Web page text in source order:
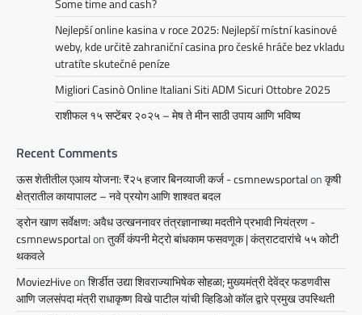
Some time and cash?
Nejlepší online kasina v roce 2025: Nejlepší místní kasinové
weby, kde určitě zahraniční casina pro české hráče bez vkladu
utratíte skutečné peníze
Migliori Casinò Online Italiani Siti ADM Sicuri Ottobre 2025
राशीफल १५ सप्टेंबर २०२५ – मेष ते मीन साठी उपाय आणि भविष्य
Recent Comments
ऊस शेतीतील एआय योजना: ₹२५ हजार बिनव्याजी कर्ज - csmnewsportalonकृषी
क्षेत्रातील कायापालट – नवे प्रयोग आणि शाश्वत बदल
ड्रोन खाण सर्वेक्षण: अवैध उत्खननावर तंत्रज्ञानाच्या मदतीने प्रभावी नियंत्रण -
csmnewsportalonतुर्की कंपनी मेट्रो बांधकाम फसवणूक | कंत्राटदारांचे ५५ कोटी
थकवले
MoviezHiveonशिर्डीत उद्या शिवराज्याभिषेक सोहळा; मुख्यमंत्री देवेंद्र फडणवीस
आणि जलसंपदा मंत्री राधाकृष्ण विखे पाटील यांची व्हिडिओ कॉल द्वारे प्रमुख उपस्थिती